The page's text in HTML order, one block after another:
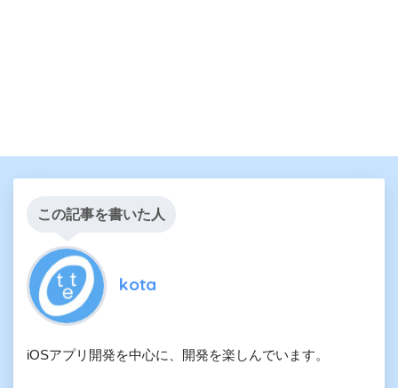
この記事を書いた人
kota
iOSアプリ開発を中心に、開発を楽しんでいます。